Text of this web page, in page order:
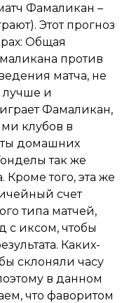
Фамаликан –
Этот прогноз
Общая
против
матча, не
лучше и
Фамаликан,
клубов в
домашних
так же
Кроме того, эта же
счет
типа матчей,
с иксом, чтобы
Каких-
склоняли часу
в данном
что фаворитом